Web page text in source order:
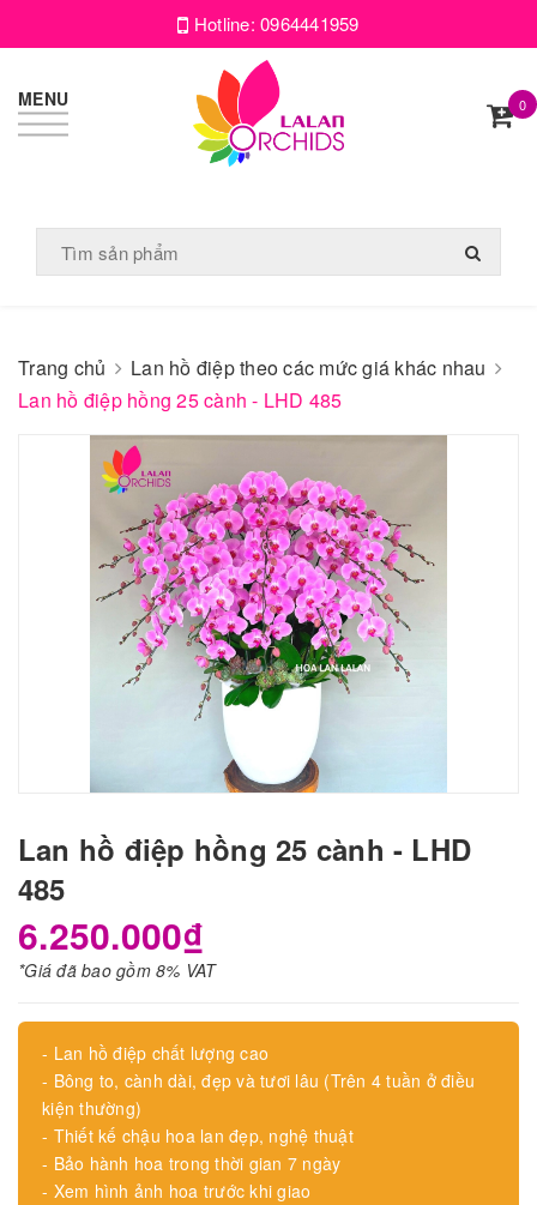
Hotline:0964441959
MENU 0
Trang chủ
Lan hồ điệp theo các mức giá khác nhau
Lan hồ điệp hồng 25 cành - LHD 485
Lan hồ điệp hồng 25 cành - LHD
485
6.250.000₫
*Giá đã bao gồm 8% VAT
- Lan hồ điệp chất lượng cao
- Bông to, cành dài, đẹp và tươi lâu (Trên 4 tuần ở điều
kiện thường)
- Thiết kế chậu hoa lan đẹp, nghệ thuật
- Bảo hành hoa trong thời gian 7 ngày
- Xem hình ảnh hoa trước khi giao